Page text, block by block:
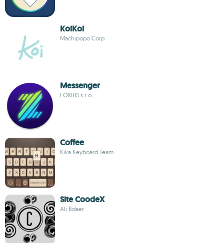
KoiKoi
Machipopo Corp
Messenger
FORBIS s.r.o.
Coffee
Kika Keyboard Team
Site CoodeX
Ali Bdaer